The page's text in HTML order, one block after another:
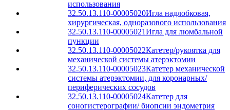
использования
32.50.13.110-00005020Игла надлобковая,
хирургическая, одноразового использования
32.50.13.110-00005021Игла для люмбальной
пункции
32.50.13.110-00005022Катетер/рукоятка для
механической системы атерэктомии
32.50.13.110-00005023Катетер механической
системы атерэктомии, для коронарных/
периферических сосудов
32.50.13.110-00005024Катетер для
соногистерографии/ биопсии эндометрия